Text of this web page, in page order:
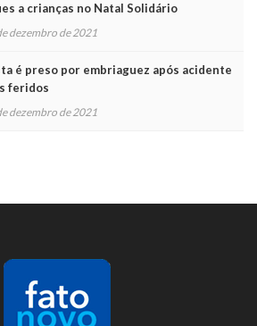
a crianças no Natal Solidário
dezembro de 2021
é preso por embriaguez após acidente
feridos
dezembro de 2021